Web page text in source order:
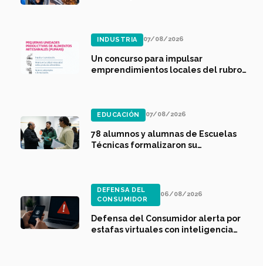
INDUSTRIA 07/08/2026
Un concurso para impulsar
emprendimientos locales del rubro
EDUCACIÓN 07/08/2026
78 alumnos y alumnas de Escuelas
Técnicas formalizaron su
DEFENSA DEL
CONSUMIDOR
06/08/2026
Defensa del Consumidor alerta por
estafas virtuales con inteligencia